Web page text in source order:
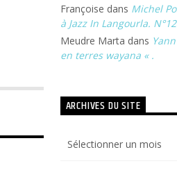
Françoise dans Michel
à Jazz In Langourla.
Meudre Marta dans
en terres wayana « .
ARCHIVES DU SITE
du